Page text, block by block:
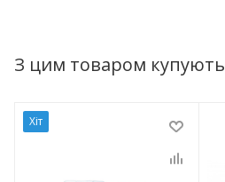
З цим товаром купують
Хіт